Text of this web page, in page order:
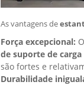
As vantagens de
Força excepcional:
de suporte de carga
são fortes e
Durabilidade